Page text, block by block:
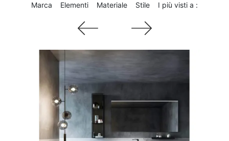
Marca Elementi Materiale Stile I più visti a :